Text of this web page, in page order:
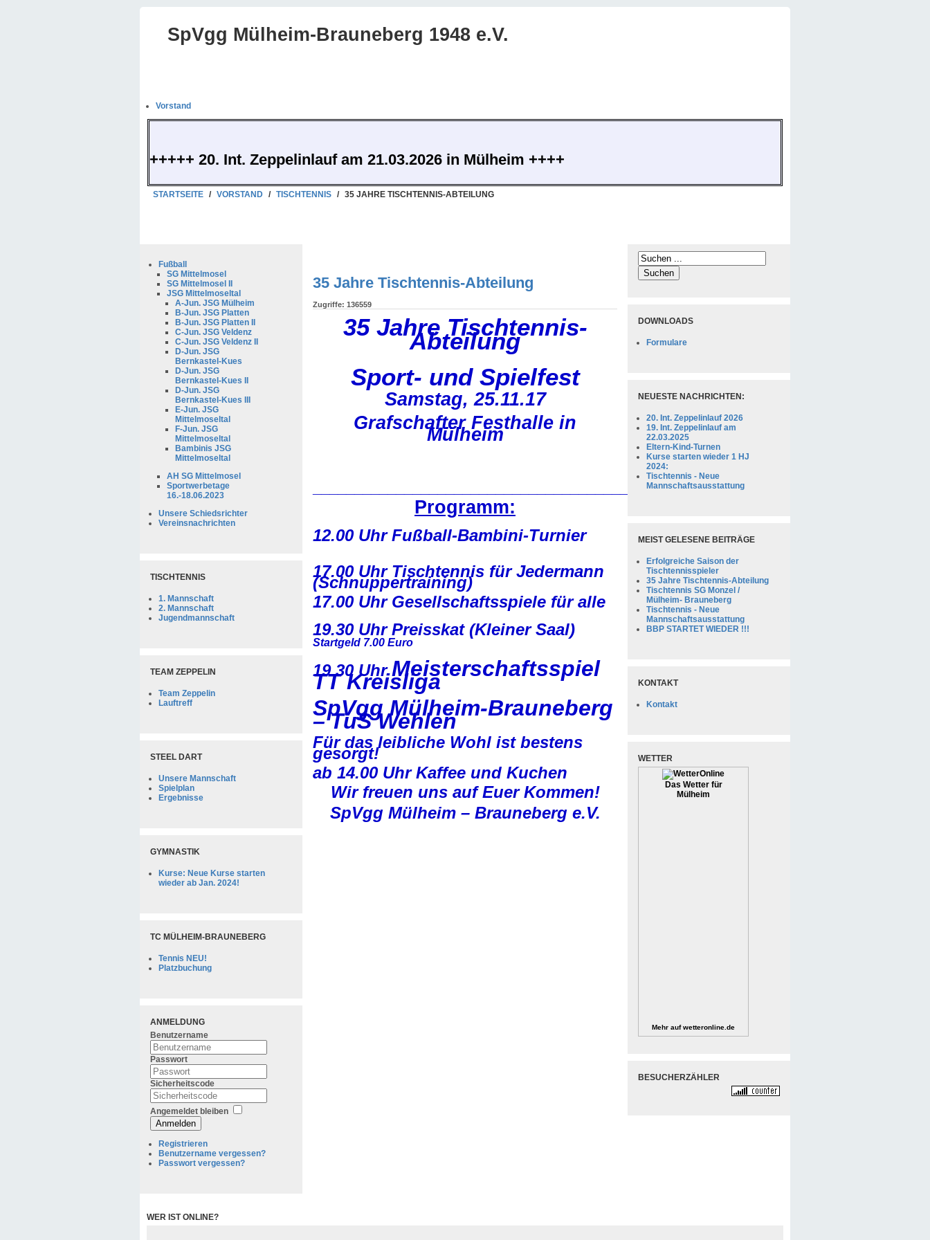
SpVgg Mülheim-Brauneberg 1948 e.V.
Vorstand
+++++ 20. Int. Zeppelinlauf am 21.03.2026 in Mülheim ++++
STARTSEITE / VORSTAND / TISCHTENNIS / 35 JAHRE TISCHTENNIS-ABTEILUNG
35 Jahre Tischtennis-Abteilung
Zugriffe: 136559
35 Jahre Tischtennis-
Abteilung
Sport- und Spielfest
Samstag, 25.11.17
Grafschafter Festhalle in
Mülheim
Programm:
12.00 Uhr Fußball-Bambini-Turnier
17.00 Uhr Tischtennis für Jedermann
(Schnuppertraining)
17.00 Uhr Gesellschaftsspiele für alle
19.30 Uhr Preisskat (Kleiner Saal)
Startgeld 7.00 Euro
19.30 UhrMeisterschaftsspiel
TT Kreisliga
SpVgg Mülheim-Brauneberg
–TuS Wehlen
Für das leibliche Wohl ist bestens
gesorgt!
ab 14.00 Uhr Kaffee und Kuchen
Wir freuen uns auf Euer Kommen!
SpVgg Mülheim – Brauneberg e.V.
Fußball
SG Mittelmosel
SG Mittelmosel II
JSG Mittelmoseltal
A-Jun. JSG Mülheim
B-Jun. JSG Platten
B-Jun. JSG Platten II
C-Jun. JSG Veldenz
C-Jun. JSG Veldenz II
D-Jun. JSG
Bernkastel-Kues
D-Jun. JSG
Bernkastel-Kues II
D-Jun. JSG
Bernkastel-Kues III
E-Jun. JSG
Mittelmoseltal
F-Jun. JSG
Mittelmoseltal
Bambinis JSG
Mittelmoseltal
AH SG Mittelmosel
Sportwerbetage
16.-18.06.2023
Unsere Schiedsrichter
Vereinsnachrichten
TISCHTENNIS
1. Mannschaft
2. Mannschaft
Jugendmannschaft
TEAM ZEPPELIN
Team Zeppelin
Lauftreff
STEEL DART
Unsere Mannschaft
Spielplan
Ergebnisse
GYMNASTIK
Kurse: Neue Kurse starten
wieder ab Jan. 2024!
TC MÜLHEIM-BRAUNEBERG
Tennis NEU!
Platzbuchung
ANMELDUNG
Benutzername
Passwort
Sicherheitscode
Angemeldet bleiben
Anmelden
Registrieren
Benutzername vergessen?
Passwort vergessen?
DOWNLOADS
Formulare
NEUESTE NACHRICHTEN:
20. Int. Zeppelinlauf 2026
19. Int. Zeppelinlauf am
22.03.2025
Eltern-Kind-Turnen
Kurse starten wieder 1 HJ
2024:
Tischtennis - Neue
Mannschaftsausstattung
MEIST GELESENE BEITRÄGE
Erfolgreiche Saison der
Tischtennisspieler
35 Jahre Tischtennis-Abteilung
Tischtennis SG Monzel /
Mülheim- Brauneberg
Tischtennis - Neue
Mannschaftsausstattung
BBP STARTET WIEDER !!!
KONTAKT
Kontakt
WETTER
Das Wetter für
Mülheim
Mehr aufwetteronline.de
BESUCHERZÄHLER
WER IST ONLINE?